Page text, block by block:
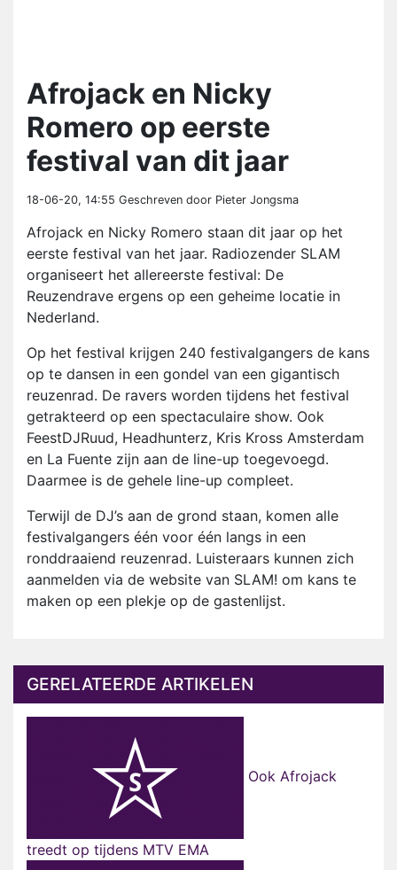
Afrojack en Nicky
Romero op eerste
festival van dit jaar
18-06-20, 14:55 Geschreven door Pieter Jongsma
Afrojack en Nicky Romero staan dit jaar op het
eerste festival van het jaar. Radiozender SLAM
organiseert het allereerste festival: De
Reuzendrave ergens op een geheime locatie in
Nederland.
Op het festival krijgen 240 festivalgangers de kans
op te dansen in een gondel van een gigantisch
reuzenrad. De ravers worden tijdens het festival
getrakteerd op een spectaculaire show. Ook
FeestDJRuud, Headhunterz, Kris Kross Amsterdam
en La Fuente zijn aan de line-up toegevoegd.
Daarmee is de gehele line-up compleet.
Terwijl de DJ’s aan de grond staan, komen alle
festivalgangers één voor één langs in een
ronddraaiend reuzenrad. Luisteraars kunnen zich
aanmelden via de website van SLAM! om kans te
maken op een plekje op de gastenlijst.
GERELATEERDE ARTIKELEN
Ook Afrojack
treedt op tijdens MTV EMA